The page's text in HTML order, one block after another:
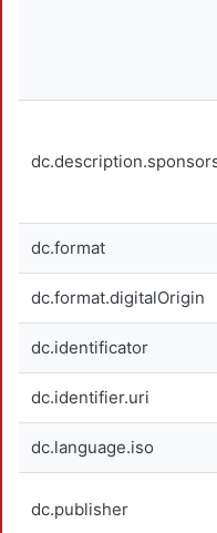
dc.format
dc.format.digitalOrigin
dc.identificator
dc.identifier.uri
dc.language.iso
dc.publisher